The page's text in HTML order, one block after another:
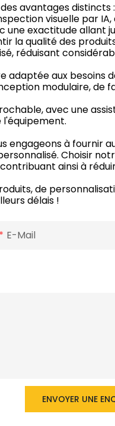
avantages distincts :
visuelle par
exactitude allant
la qualité des produits
réduisant
adaptée aux
modulaire,
avec une
engageons à fournir
Choisir
ainsi à
de
délais !
E-Mail
ENVOYER UNE